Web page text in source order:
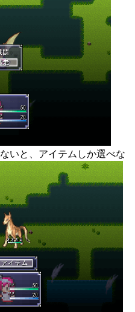
いと、アイテムしか選べな